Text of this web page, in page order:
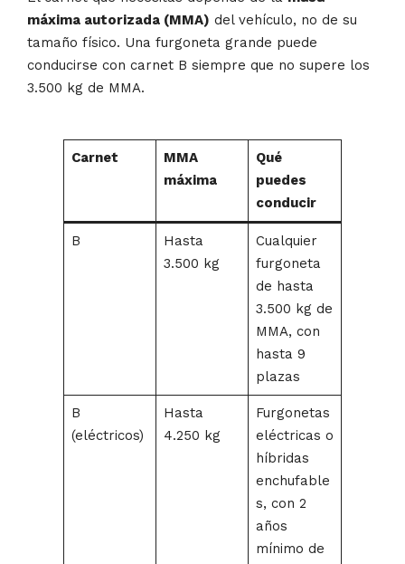
máxima autorizada (MMA) del vehículo, no de su
tamaño físico. Una furgoneta grande puede
conducirse con carnet B siempre que no supere los
3.500 kg de MMA.
Carnet
MMA
máxima
Qué
puedes
conducir
B
Hasta
3.500 kg
Cualquier
furgoneta
de hasta
3.500 kg de
MMA, con
hasta 9
plazas
B
(eléctricos)
Hasta
4.250 kg
Furgonetas
eléctricas o
híbridas
enchufable
s, con 2
años
mínimo de